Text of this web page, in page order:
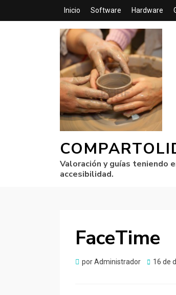
Inicio Software Hardware
Valoración y guías teniendo
accesibilidad.
FaceTime
porAdministrador 16 de